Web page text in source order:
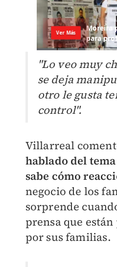
"Lo veo muy
se deja
otro le gusta
control".
Villarreal
hablado del
sabe cómo
negocio de los
sorprende
prensa que
por sus familias.